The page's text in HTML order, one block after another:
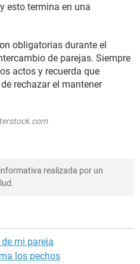
esto termina en una
obligatorias durante el
de parejas. Siempre
actos y recuerda que
rechazar el mantener
realizada por un
mi pareja
los pechos